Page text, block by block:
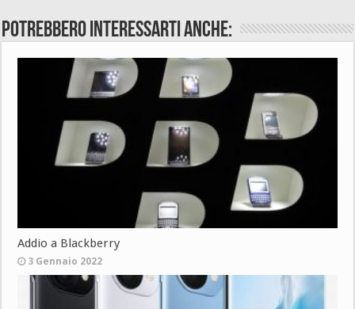
Potrebbero interessarti anche:
Addio a Blackberry
3 Gennaio 2022